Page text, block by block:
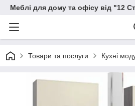
Меблі для дому та офісу від "12
Товари та послуги Кухні